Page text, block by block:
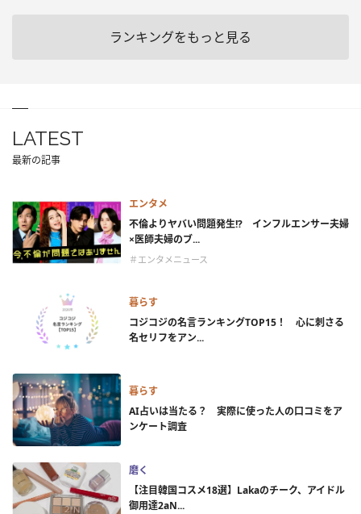
ランキングをもっと見る
LATEST
最新の記事
エンタメ
不倫よりヤバい問題発生!? インフルエンサー夫婦
×医師夫婦のブ...
＃エンタメニュース
暮らす
コジコジの名言ランキングTOP15！ 心に刺さる
名セリフをアン...
暮らす
AI占いは当たる？ 実際に使った人の口コミをア
ンケート調査
磨く
【注目韓国コスメ18選】Lakaのチーク、アイドル
御用達2aN...